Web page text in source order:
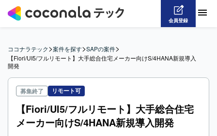
会員登録
ココナラテック>案件を探す>SAPの案件>
【Fiori/UI5/フルリモート】大手総合住宅メーカー向けS/4HANA新規導入
開発
募集終了 リモート可
【Fiori/UI5/フルリモート】大手総合住宅
メーカー向けS/4HANA新規導入開発